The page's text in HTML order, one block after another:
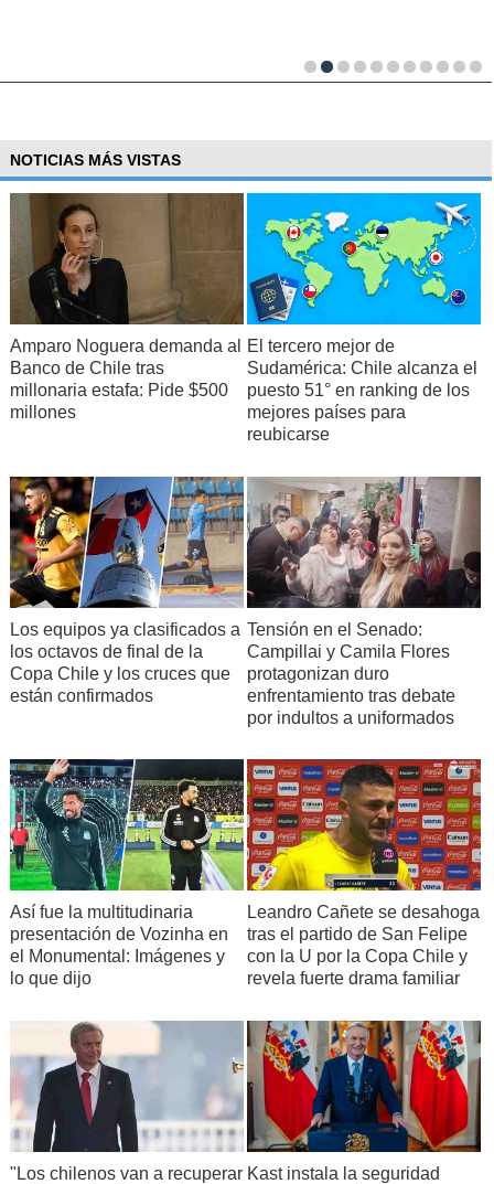
NOTICIAS MÁS VISTAS
Amparo Noguera demanda al
Banco de Chile tras
millonaria estafa: Pide $500
millones
El tercero mejor de
Sudamérica: Chile alcanza el
puesto 51° en ranking de los
mejores países para
reubicarse
Los equipos ya clasificados a
los octavos de final de la
Copa Chile y los cruces que
están confirmados
Tensión en el Senado:
Campillai y Camila Flores
protagonizan duro
enfrentamiento tras debate
por indultos a uniformados
Así fue la multitudinaria
presentación de Vozinha en
el Monumental: Imágenes y
lo que dijo
Leandro Cañete se desahoga
tras el partido de San Felipe
con la U por la Copa Chile y
revela fuerte drama familiar
"Los chilenos van a recuperar Kast instala la seguridad